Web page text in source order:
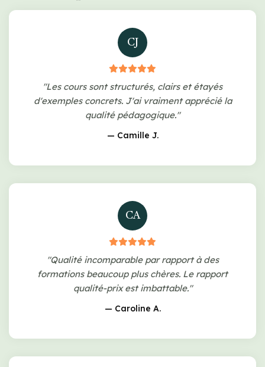
CJ
"Les cours sont structurés, clairs et étayés
d'exemples concrets. J'ai vraiment apprécié la
qualité pédagogique."
— Camille J.
CA
"Qualité incomparable par rapport à des
formations beaucoup plus chères. Le rapport
qualité-prix est imbattable."
— Caroline A.